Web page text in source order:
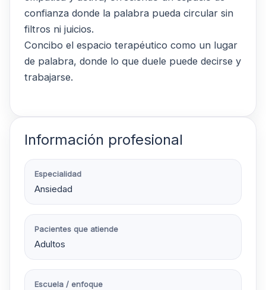
confianza donde la palabra pueda circular sin
filtros ni juicios.
Concibo el espacio terapéutico como un lugar
de palabra, donde lo que duele puede decirse y
trabajarse.
Información profesional
Especialidad
Ansiedad
Pacientes que atiende
Adultos
Escuela / enfoque